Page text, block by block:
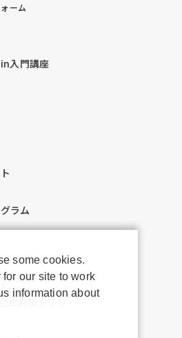
ーム
入門講座
ラム
式対策アプリ
some cookies.
our site to work
information about